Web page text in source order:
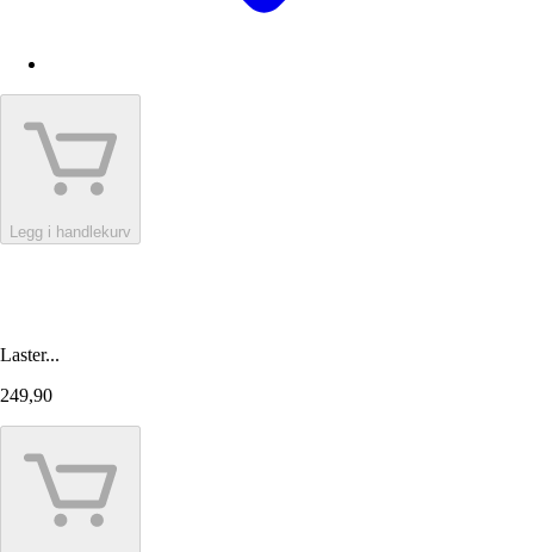
Legg i handlekurv
Laster...
249,90